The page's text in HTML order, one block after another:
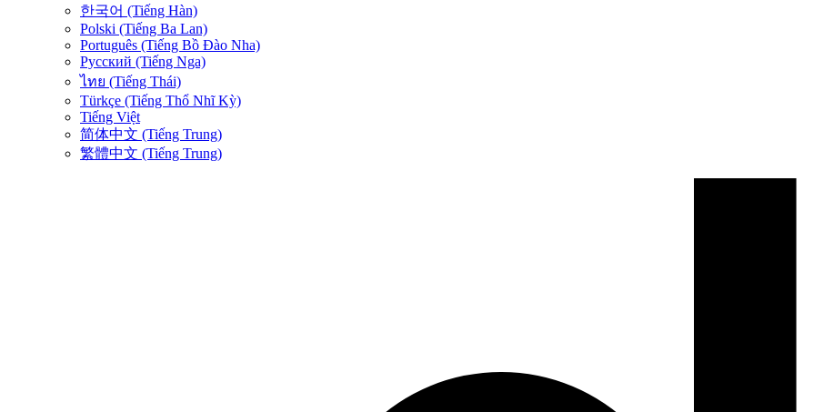
한국어 (Tiếng Hàn)
Polski (Tiếng Ba Lan)
Português (Tiếng Bồ Đào Nha)
Русский (Tiếng Nga)
ไทย (Tiếng Thái)
Türkçe (Tiếng Thổ Nhĩ Kỳ)
Tiếng Việt
简体中文 (Tiếng Trung)
繁體中文 (Tiếng Trung)